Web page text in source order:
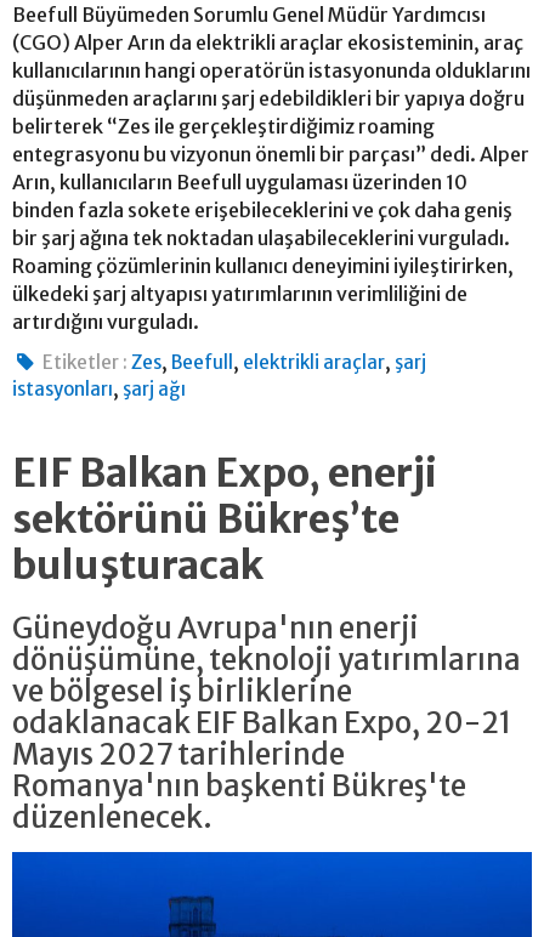
Beefull Büyümeden Sorumlu Genel Müdür Yardımcısı
(CGO) Alper Arın da elektrikli araçlar ekosisteminin, araç
kullanıcılarının hangi operatörün istasyonunda olduklarını
düşünmeden araçlarını şarj edebildikleri bir yapıya doğru
belirterek “Zes ile gerçekleştirdiğimiz roaming
entegrasyonu bu vizyonun önemli bir parçası” dedi. Alper
Arın, kullanıcıların Beefull uygulaması üzerinden 10
binden fazla sokete erişebileceklerini ve çok daha geniş
bir şarj ağına tek noktadan ulaşabileceklerini vurguladı.
Roaming çözümlerinin kullanıcı deneyimini iyileştirirken,
ülkedeki şarj altyapısı yatırımlarının verimliliğini de
artırdığını vurguladı.
Etiketler : Zes, Beefull , elektrikli araçlar, şarj
istasyonları, şarj ağı
EIF Balkan Expo, enerji
sektörünü Bükreş’te
buluşturacak
Güneydoğu Avrupa'nın enerji
dönüşümüne, teknoloji yatırımlarına
ve bölgesel iş birliklerine
odaklanacak EIF Balkan Expo, 20-21
Mayıs 2027 tarihlerinde
Romanya'nın başkenti Bükreş'te
düzenlenecek.